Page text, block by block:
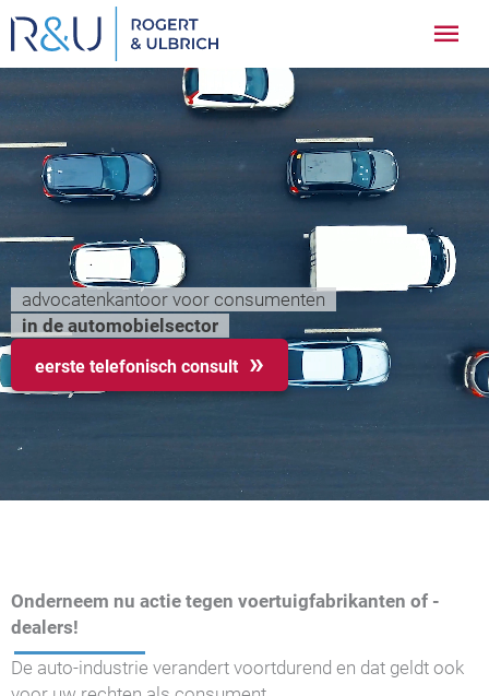
Ga
naar
inhoud
advocatenkantoor voor consumenten
in de automobielsector
eerste telefonisch consult
Onderneem nu actie tegen voertuigfabrikanten of -
dealers!
De auto-industrie verandert voortdurend en dat geldt ook